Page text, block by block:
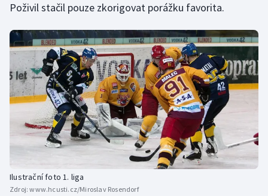
Olympijské hry
Parasport
Plavání
Plážový volejbal
Ragby
Rychlobruslení
Rychlostní kanoistika
Poživil stačil pouze zkorigovat porážku favorita.
Ilustrační foto 1. liga
Zdroj:www.hcusti.cz/Miroslav Rosendorf